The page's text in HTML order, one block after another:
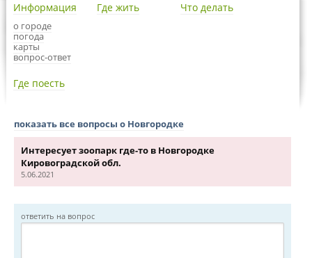
Информация
о городе
погода
карты
вопрос-ответ
Где жить Что делать
Где поесть
показать все вопросы о Новгородке
Интересует зоопарк где-то в Новгородке
Кировоградской обл.
5.06.2021
ответить на вопрос